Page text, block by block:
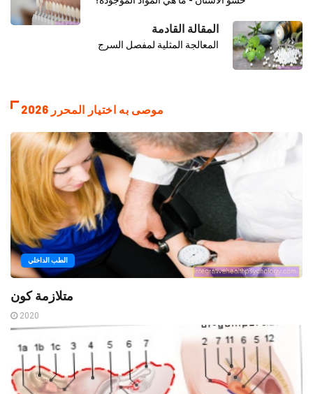
المقالة القادمة
المعالجة المثلية لمفصل السرج
موصى به اختيار المحرر 2026
الطب الداخلي
متلازمة كون
2020